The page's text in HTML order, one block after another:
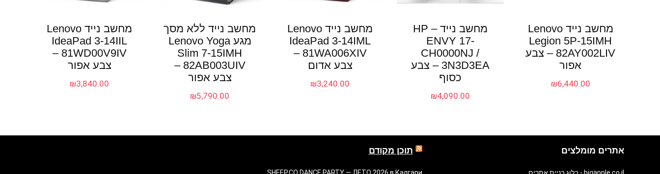
מחשב נייד Lenovo
Legion 5P-15IMH
82AY002LIV – צבע
אפור
₪6,440.00
מחשב נייד – HP
ENVY 17-
CH0000NJ /
3N3D3EA – צבע
כסוף
₪4,090.00
מחשב נייד Lenovo
IdeaPad 3-14IML
81WA006XIV –
צבע אדום
₪3,240.00
מחשב נייד ללא מסך
מגע Lenovo Yoga
Slim 7-15IMH
82AB003UIV –
צבע אפור
₪5,790.00
מחשב נייד Lenovo
IdeaPad 3-14IIL
81WD00V9IV –
צבע אפור
₪3,840.00
אתרים מומלצים תוכן מקודם